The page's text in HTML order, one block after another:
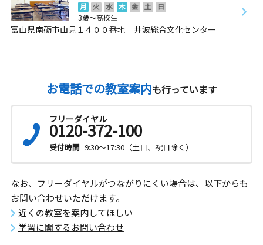
月 火 水 木 金 土
日
3歳～高校生
富山県南砺市山見１４００番地 井波総合文化センター
お電話での教室案内も行っています
フリーダイヤル
0120-372-100
受付時間 9:30～17:30（土日、祝日除く）
なお、フリーダイヤルがつながりにくい場合は、以下からも
お問い合わせいただけます。
近くの教室を案内してほしい
学習に関するお問い合わせ